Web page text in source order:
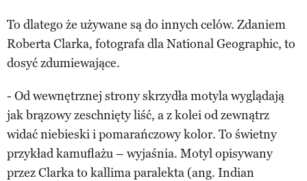
To dlatego że używane są do innych celów. Zdaniem
Roberta Clarka, fotografa dla National Geographic, to
dosyć zdumiewające.
- Od wewnętrznej strony skrzydła motyla wyglądają
jak brązowy zeschnięty liść, a z kolei od zewnątrz
widać niebieski i pomarańczowy kolor. To świetny
przykład kamuflażu – wyjaśnia. Motyl opisywany
przez Clarka to kallima paralekta (ang. Indian